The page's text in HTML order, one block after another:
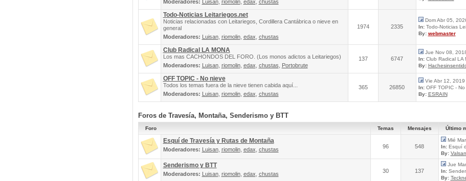
Moderadores: Luisan, riomolin, edax chustas
Todo-Noticias Leitariegos.net
Noticias relacionadas con Leitariegos, Cordillera Cantábrica o nieve en
general
Moderadores: Luisan, riomolin, edax chustas
1974 2335
Dom Abr 05,
In:Todo-Noticias
By: webmaster
Club Radical LA MONA
Los mas CACHONDOS DEL FORO. (Los monos adictos a Leitariegos)
Moderadores: Luisan, riomolin, edax chustas Portobrute
137 6747
Jue Nov 08,
In:Club Radical LA
By:
OFF TOPIC - No nieve
Todos los temas fuera de la nieve tienen cabida aquí...
Moderadores: Luisan, riomolin, edax chustas
365 26850
Vie Abr 12,
In:OFF TOPIC - No
By: ESRAIN
Foros de Travesía, Montaña, Senderismo y BTT
Foro Temas Mensajes Último
Esquí de Travesía y Rutas de Montaña
Moderadores: Luisan, riomolin, edax chustas 96 548
Mié
In:Esquí
By:
Senderismo y BTT
Moderadores: Luisan, riomolin, edax chustas 30 137
Jue
In:
By: